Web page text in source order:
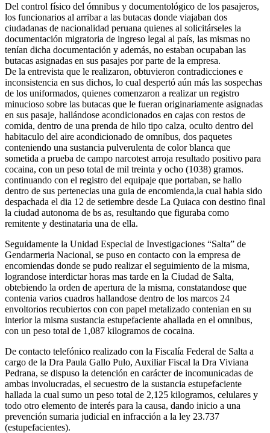
Del control físico del ómnibus y documentológico de los pasajeros,
los funcionarios al arribar a las butacas donde viajaban dos
ciudadanas de nacionalidad peruana quienes al solicitárseles la
documentación migratoria de ingreso legal al país, las mismas no
tenían dicha documentación y además, no estaban ocupaban las
butacas asignadas en sus pasajes por parte de la empresa.
De la entrevista que le realizaron, obtuvieron contradicciones e
inconsistencia en sus dichos, lo cual despertó aún más las sospechas
de los uniformados, quienes comenzaron a realizar un registro
minucioso sobre las butacas que le fueran originariamente asignadas
en sus pasaje, hallándose acondicionados en cajas con restos de
comida, dentro de una prenda de hilo tipo calza, oculto dentro del
habitaculo del aire acondicionado de omnibus, dos paquetes
conteniendo una sustancia pulverulenta de color blanca que
sometida a prueba de campo narcotest arroja resultado positivo para
cocaina, con un peso total de mil treinta y ocho (1038) gramos.
continuando con el registro del equipaje que portaban, se hallo
dentro de sus pertenecias una guia de encomienda,la cual habia sido
despachada el dia 12 de setiembre desde La Quiaca con destino final
la ciudad autonoma de bs as, resultando que figuraba como
remitente y destinataria una de ella.
Seguidamente la Unidad Especial de Investigaciones “Salta” de
Gendarmeria Nacional, se puso en contacto con la empresa de
encomiendas donde se pudo realizar el seguimiento de la misma,
lograndose interdictar horas mas tarde en la Ciudad de Salta,
obtebiendo la orden de apertura de la misma, constatandose que
contenia varios cuadros hallandose dentro de los marcos 24
envoltorios recubiertos con con papel metalizado contenian en su
interior la misma sustancia estupefaciente ahallada en el omnibus,
con un peso total de 1,087 kilogramos de cocaina.
De contacto telefónico realizado con la Fiscalía Federal de Salta a
cargo de la Dra Paula Gallo Pulo, Auxiliar Fiscal la Dra Viviana
Pedrana, se dispuso la detención en carácter de incomunicadas de
ambas involucradas, el secuestro de la sustancia estupefaciente
hallada la cual sumo un peso total de 2,125 kilogramos, celulares y
todo otro elemento de interés para la causa, dando inicio a una
prevención sumaria judicial en infracción a la ley 23.737
(estupefacientes).